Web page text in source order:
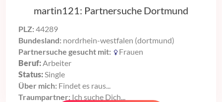
martin121: Partnersuche Dortmund
PLZ: 44289
Bundesland: nordrhein-westfalen (dortmund)
Partnersuche gesucht mit:
Frauen
Beruf: Arbeiter
Status: Single
Über mich: Findet es raus...
Traumpartner: Ich suche Dich...